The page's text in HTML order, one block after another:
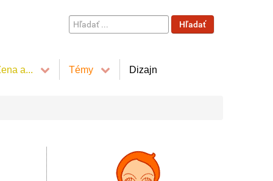
Hľadať
...
Hľadať
a... Témy Dizajn